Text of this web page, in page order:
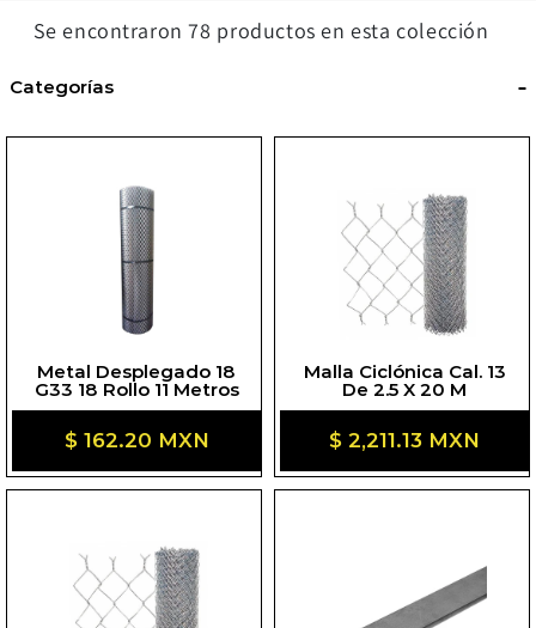
Se encontraron 78 productos en esta colección
Categorías
Categorías
Metal Desplegado 18
G33 18 Rollo 11 Metros
Precio
habitual
$ 162.20 MXN
Malla Ciclónica Cal. 13
De 2.5 X 20 M
Precio
habitual
$ 2,211.13 MXN